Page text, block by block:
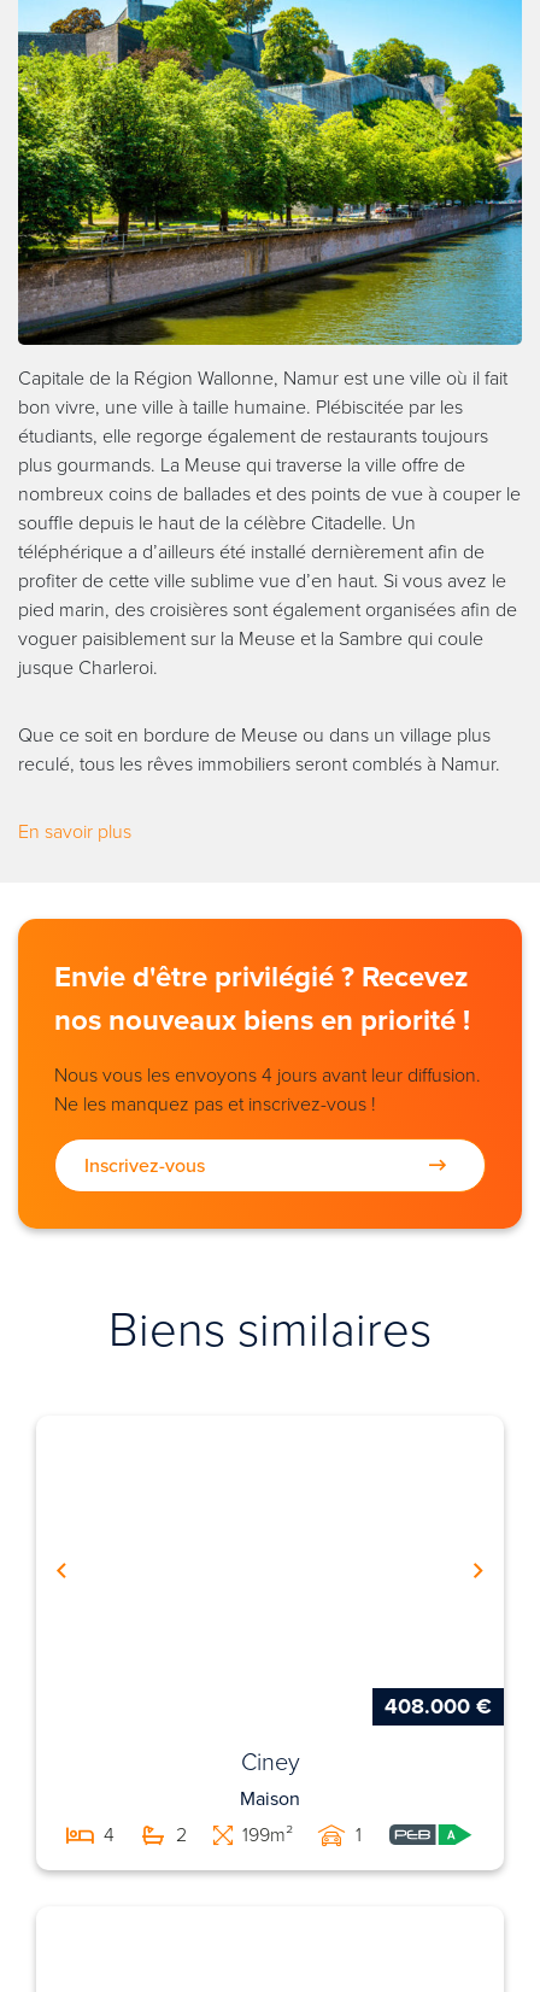
Capitale de la Région Wallonne, Namur est une ville où il fait
bon vivre, une ville à taille humaine. Plébiscitée par les
étudiants, elle regorge également de restaurants toujours
plus gourmands. La Meuse qui traverse la ville offre de
nombreux coins de ballades et des points de vue à couper le
souffle depuis le haut de la célèbre Citadelle. Un
téléphérique a d’ailleurs été installé dernièrement afin de
profiter de cette ville sublime vue d’en haut. Si vous avez le
pied marin, des croisières sont également organisées afin de
voguer paisiblement sur la Meuse et la Sambre qui coule
jusque Charleroi.
Que ce soit en bordure de Meuse ou dans un village plus
reculé, tous les rêves immobiliers seront comblés à Namur.
En savoir plus
Envie d'être privilégié ? Recevez
nos nouveaux biens en priorité !
Nous vous les envoyons 4 jours avant leur diffusion.
Ne les manquez pas et inscrivez-vous !
Inscrivez-vous
Biens similaires
408.000 €
Ciney
Maison
4
2 199m² 1